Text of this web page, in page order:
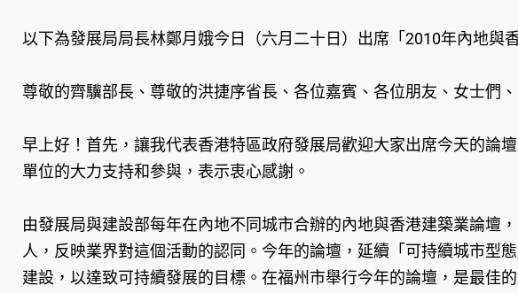
以下為發展局局長林鄭月娥今日（六月二十日）出席「2010年內地與
尊敬的齊驥部長、尊敬的洪捷序省長、各位嘉賓、各位朋友、女士們
早上好！首先，讓我代表香港特區政府發展局歡迎大家出席今天的論
單位的大力支持和參與，表示衷心感謝。
由發展局與建設部每年在內地不同城市合辦的內地與香港建築業論壇
人，反映業界對這個活動的認同。今年的論壇，延續「可持續城市型
建設，以達致可持續發展的目標。在福州市舉行今年的論壇，是最佳